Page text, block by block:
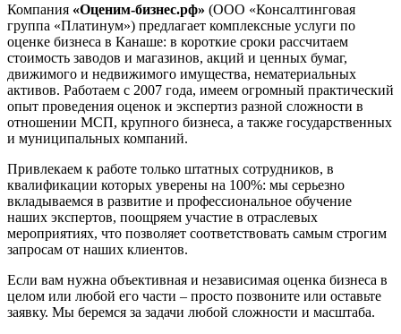
Компания «Оценим-бизнес.рф» (ООО «Консалтинговая
группа «Платинум») предлагает комплексные услуги по
оценке бизнеса в Канаше: в короткие сроки рассчитаем
стоимость заводов и магазинов, акций и ценных бумаг,
движимого и недвижимого имущества, нематериальных
активов. Работаем с 2007 года, имеем огромный практический
опыт проведения оценок и экспертиз разной сложности в
отношении МСП, крупного бизнеса, а также государственных
и муниципальных компаний.
Привлекаем к работе только штатных сотрудников, в
квалификации которых уверены на 100%: мы серьезно
вкладываемся в развитие и профессиональное обучение
наших экспертов, поощряем участие в отраслевых
мероприятиях, что позволяет соответствовать самым строгим
запросам от наших клиентов.
Если вам нужна объективная и независимая оценка бизнеса в
целом или любой его части – просто позвоните или оставьте
заявку. Мы беремся за задачи любой сложности и масштаба.
Ачинск
Аша
Баймак
Балабаново
Балаково
Балашиха
Балашов
Барнаул
Батайск
Бахчисарай
Белая Калитва
Белгород
Белебей
Белово
Белогорск